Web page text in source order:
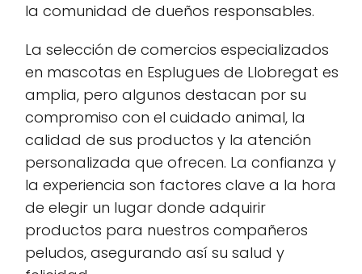
la comunidad de dueños responsables.
La selección de comercios especializados
en mascotas en Esplugues de Llobregat es
amplia, pero algunos destacan por su
compromiso con el cuidado animal, la
calidad de sus productos y la atención
personalizada que ofrecen. La confianza y
la experiencia son factores clave a la hora
de elegir un lugar donde adquirir
productos para nuestros compañeros
peludos, asegurando así su salud y